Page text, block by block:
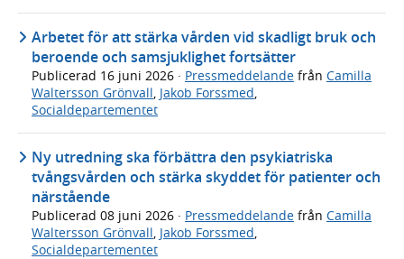
Arbetet för att stärka vården vid skadligt bruk och
beroende och samsjuklighet fortsätter
Publicerad 16 juni 2026 · Pressmeddelande från Camilla
Waltersson Grönvall, Jakob Forssmed,
Socialdepartementet
Ny utredning ska förbättra den psykiatriska
tvångsvården och stärka skyddet för patienter och
närstående
Publicerad 08 juni 2026 · Pressmeddelande från Camilla
Waltersson Grönvall, Jakob Forssmed,
Socialdepartementet